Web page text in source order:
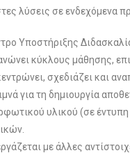
λύσεις σε ενδεχόμενα
Υποστήριξης
κύκλους μάθησης,
σχεδιάζει και
για τη δημιουργία
υλικού (σε
με άλλες